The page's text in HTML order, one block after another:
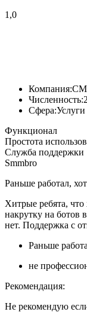
1,0
Компания:
Численность:
Сфера:Услуги
Функционал
Простота
Служба поддержки
Smmbro
Раньше работал,
Хитрые ребята, что
накрутку на ботов
нет. Поддержка с
Раньше
не
Рекомендация:
Не рекомендую